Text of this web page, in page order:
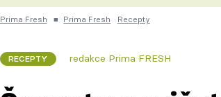
ČESKO NA TALÍŘI
KUCHAŘKA
zpracovat přerostlé
cukety
Prima Fresh ■ Prima Fresh Recepty
RECEPTY redakce Prima FRESH